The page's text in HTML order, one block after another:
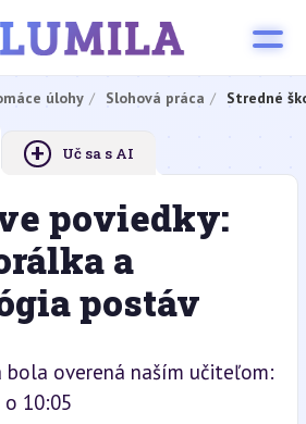
úlohy Slohová práca Stredné
+ Uč sa s AI
poviedky:
a
postáv
bola overená naším učiteľom:
o 10:05